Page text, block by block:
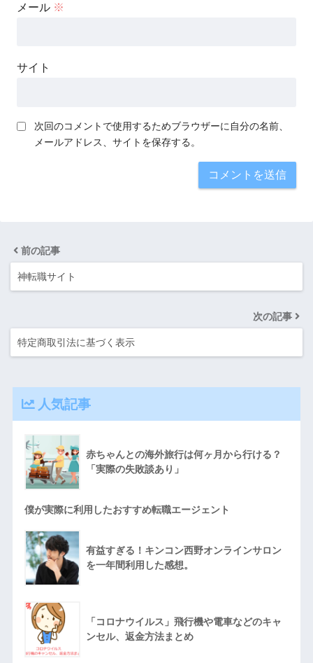
メール ※
サイト
次回のコメントで使用するためブラウザーに自分の名前、
メールアドレス、サイトを保存する。
前の記事
神転職サイト
次の記事
特定商取引法に基づく表示
人気記事
赤ちゃんとの海外旅行は何ヶ月から行ける？
「実際の失敗談あり」
僕が実際に利用したおすすめ転職エージェント
有益すぎる！キンコン西野オンラインサロン
を一年間利用した感想。
「コロナウイルス」飛行機や電車などのキャ
ンセル、返金方法まとめ